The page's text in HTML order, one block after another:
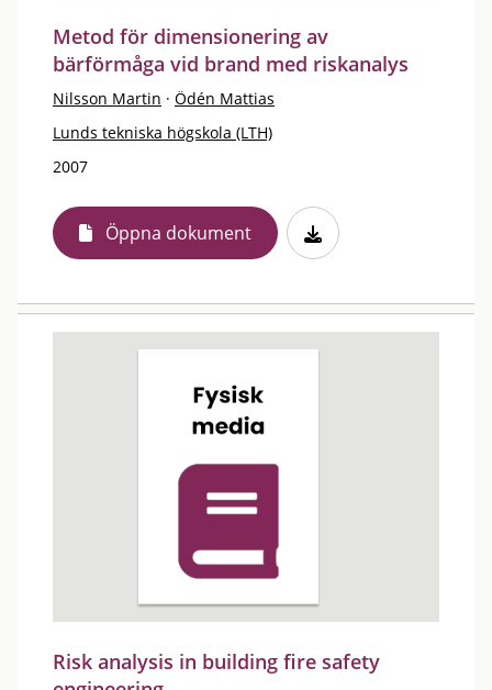
Metod för dimensionering av
bärförmåga vid brand med riskanalys
Nilsson Martin · Ödén Mattias
Lunds tekniska högskola (LTH)
2007
Öppna dokument
Risk analysis in building fire safety